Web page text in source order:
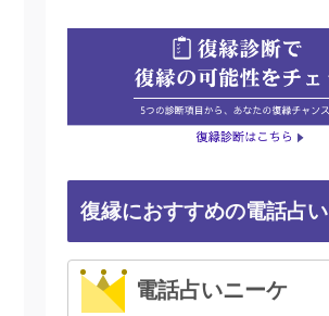
復縁におすすめの電話占い
電話占いニーケ